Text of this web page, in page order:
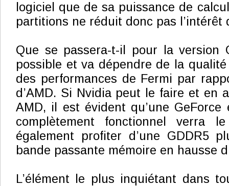
logiciel que de sa puissance de
partitions ne réduit donc pas l’intérêt
Que se passera-t-il pour la version
possible et va dépendre de la
des performances de Fermi par
d’AMD. Si Nvidia peut le faire et en
AMD, il est évident qu’une GeForce
complètement fonctionnel verra
également profiter d’une GDDR5
bande passante mémoire en hausse
L’élément le plus inquiétant dans